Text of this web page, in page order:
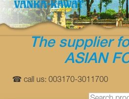
The supplier
ASIAN
☎ call us: 003170-3011700